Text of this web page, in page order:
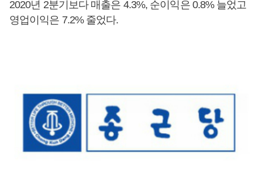
2020년 2분기보다 매출은 4.3%, 순이익은 0.8% 늘었고
영업이익은 7.2% 줄었다.